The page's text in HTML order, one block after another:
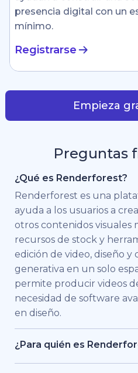
presencia digital con un
mínimo.
Registrarse
Empieza
Preguntas
¿Qué es Renderforest?
Renderforest es una
ayuda a los usuarios a
otros contenidos visuales
recursos de stock y
edición de video, diseño y
generativa en un solo
permite producir videos
necesidad de software
en diseño.
¿Para quién es
Renderforest está